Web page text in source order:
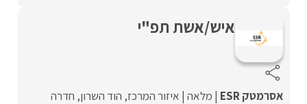
איש/אשת תפ"י
אסרמטק ESR מלאה איזור המרכז הוד השרון חדרה